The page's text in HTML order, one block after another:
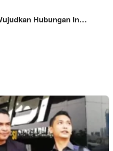
Hubungan In…